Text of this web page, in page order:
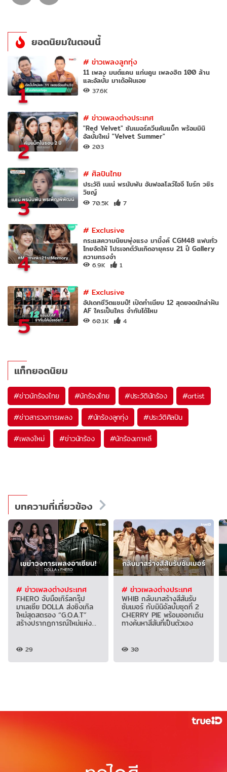
ยอดนิยมในตอนนี้
1
#ข่าวเพลงลูกทุ่ง
11 เพลง มนต์แคน แก่นคูน เพลงฮิต 100 ล้าน
และอัลบั้ม มาเด้อฝันเอย
37.6K
2
#ข่าวเพลงต่างประเทศ
"Red Velvet" ซัมเมอร์ควีนคัมแบ็ก พร้อมมินิ
อัลบั้มใหม่ "Velvet Summer"
203
3
#ศิลปินไทย
ประวัติ เนเน่ พรนับพัน อันฟอลโลว์ไอจี ไบร์ท วชิร
วิชญ์
70.5K 7
4
#Exclusive
กระแสความนิยมพุ่งแรง มามิ้งค์ CGM48 แฟนทั่ว
ไทยจัดให้ โปรเจกต์วันเกิดอายุครบ 21 ปี Gallery
ความทรงจำ
6.9K 1
5
#Exclusive
อัปเดทชีวิตแชมป์! เปิดทำเนียบ 12 สุดยอดนักล่าฝัน
AF ใครเป็นใคร จำกันได้ไหม
60.1K 4
แท็กยอดนิยม
#ข่าวนักร้องไทย #นักร้องไทย #ประวัตินักร้อง #artist
#ข่าวสารวงการเพลง #นักร้องลูกทุ่ง #ประวัติศิลปิน
#เพลงใหม่ #ข่าวนักร้อง #นักร้องเกาหลี
บทความที่เกี่ยวข้อง
# ข่าวเพลงต่างประเทศ
F.HERO จับมือเกิร์ลกรุ๊ป
มาเลเซีย DOLLA ส่งซิงเกิล
ใหม่สุดสตรอง “G.O.A.T”
สร้างปรากฏการณ์ใหม่แห่ง
29
# ข่าวเพลงต่างประเทศ
WHIB กลับมาสร้างสีสันรับ
ซัมเมอร์ กับมินิอัลบั้มชุดที่ 2
CHERRY PIE พร้อมออกเดิน
ทางค้นหาสีสันที่เป็นตัวเอง
30